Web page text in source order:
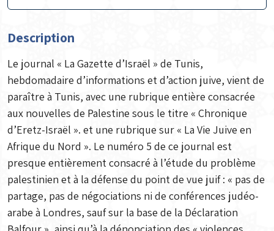
Description
Le journal « La Gazette d’Israël » de Tunis,
hebdomadaire d’informations et d’action juive, vient de
paraître à Tunis, avec une rubrique entière consacrée
aux nouvelles de Palestine sous le titre « Chronique
d’Eretz-Israël ». et une rubrique sur « La Vie Juive en
Afrique du Nord ». Le numéro 5 de ce journal est
presque entièrement consacré à l’étude du problème
palestinien et à la défense du point de vue juif : « pas de
partage, pas de négociations ni de conférences judéo-
arabe à Londres, sauf sur la base de la Déclaration